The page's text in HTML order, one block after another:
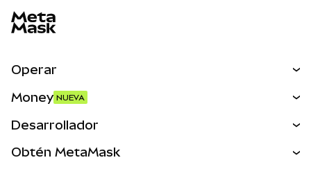
Operar
Activos del mundo real
Money NUEVA
Desarrollador
Obtén MetaMask